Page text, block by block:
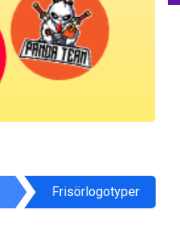
Frisörlogotyper